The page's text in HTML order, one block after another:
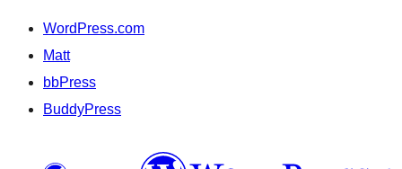
WordPress.com
Matt
bbPress
BuddyPress